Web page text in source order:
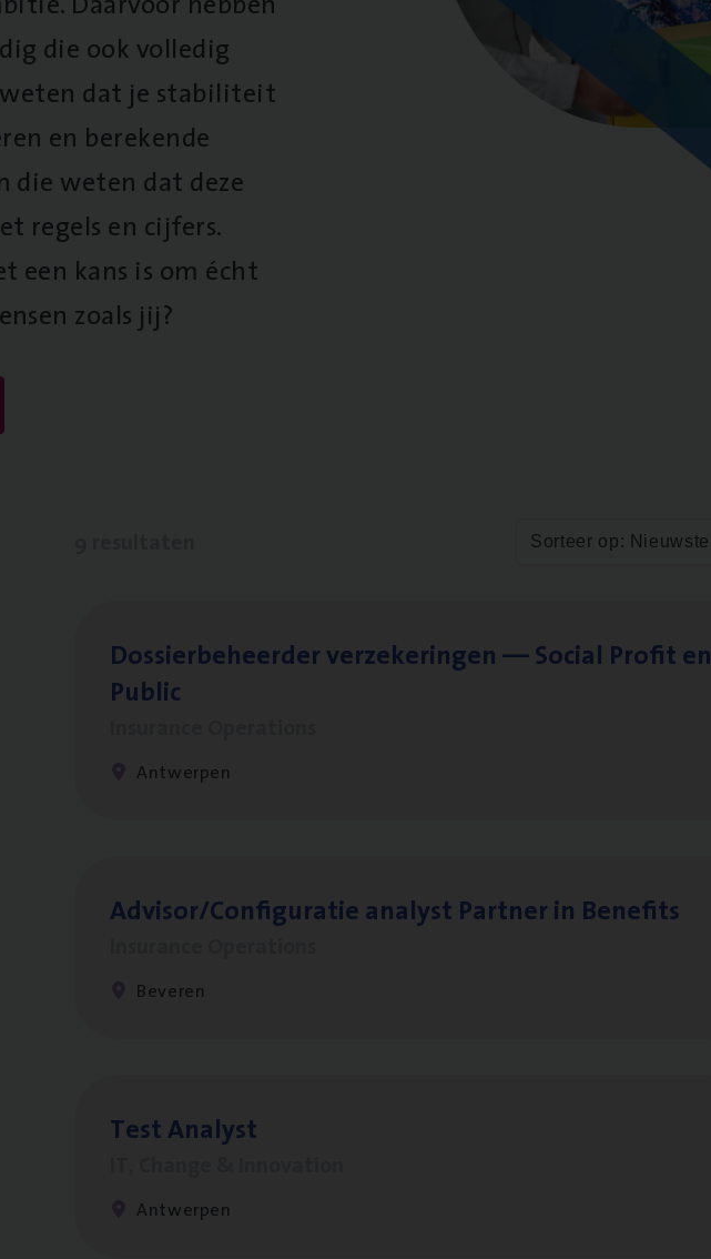
die ook volledig
dat je stabiliteit
en berekende
die weten dat deze
regels en cijfers.
een kans is om écht
zoals jij?
Sorteer op: Nieuwste
Dos­sier­be­heer­der ver­ze­ke­rin­gen — Soci­al Pro­fit en
Public
Antwerpen
Advisor/​Configuratie ana­lyst Part­ner in Benefits
Beveren
Test Ana­lyst
Antwerpen